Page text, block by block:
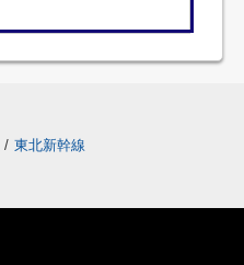
/ 東北新幹線